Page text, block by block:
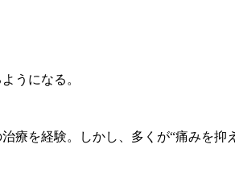
うになる。
療を経験。しかし、多くが“痛みを